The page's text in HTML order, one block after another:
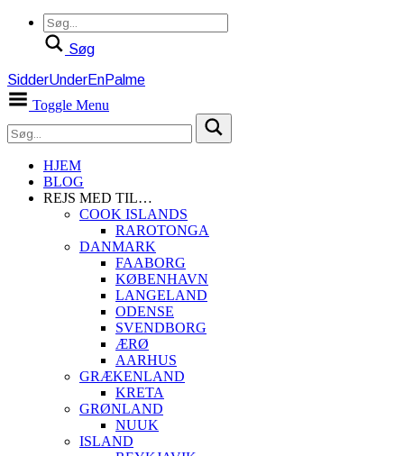
Søg
SidderUnderEnPalme
Toggle Menu
HJEM
BLOG
REJS MED TIL…
COOK ISLANDS
RAROTONGA
DANMARK
FAABORG
KØBENHAVN
LANGELAND
ODENSE
SVENDBORG
ÆRØ
AARHUS
GRÆKENLAND
KRETA
GRØNLAND
NUUK
ISLAND